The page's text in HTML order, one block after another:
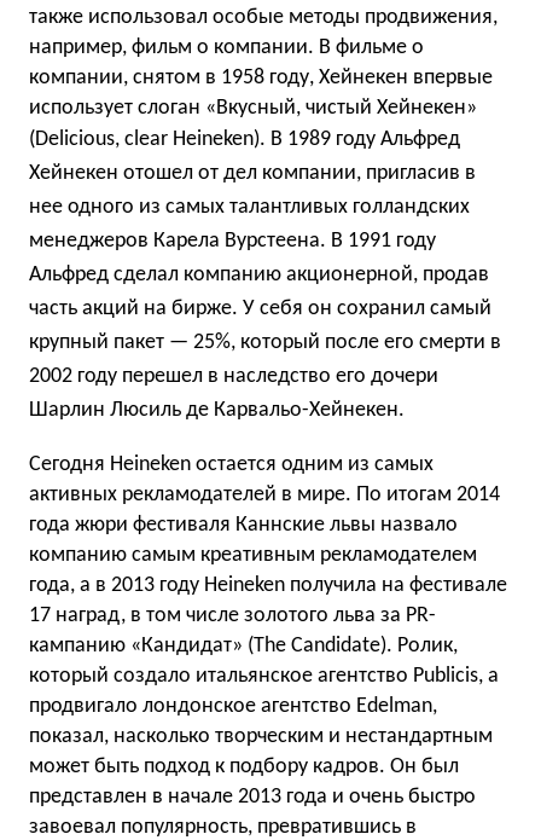
также использовал особые методы продвижения,
например, фильм о компании. В фильме о
компании, снятом в 1958 году, Хейнекен впервые
использует слоган «Вкусный, чистый Хейнекен»
(Delicious, clear Heineken). В 1989 году Альфред
Хейнекен отошел от дел компании, пригласив в
нее одного из самых талантливых голландских
менеджеров Карела Вурстеена. В 1991 году
Альфред сделал компанию акционерной, продав
часть акций на бирже. У себя он сохранил самый
крупный пакет — 25%, который после его смерти в
2002 году перешел в наследство его дочери
Шарлин Люсиль де Карвальо-Хейнекен.
Сегодня Heineken остается одним из самых
активных рекламодателей в мире. По итогам 2014
года жюри фестиваля Каннские львы назвало
компанию самым креативным рекламодателем
года, а в 2013 году Heineken получила на фестивале
17 наград, в том числе золотого льва за PR-
кампанию «Кандидат» (The Candidate). Ролик,
который создало итальянское агентство Publicis, а
продвигало лондонское агентство Edelman,
показал, насколько творческим и нестандартным
может быть подход к подбору кадров. Он был
представлен в начале 2013 года и очень быстро
завоевал популярность, превратившись в